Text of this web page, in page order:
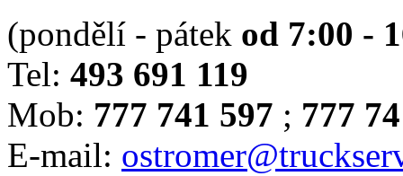
(pondělí - pátek od 7:00 -
Tel: 493 691 119
Mob: 777 741 597 ; 777
E-mail: